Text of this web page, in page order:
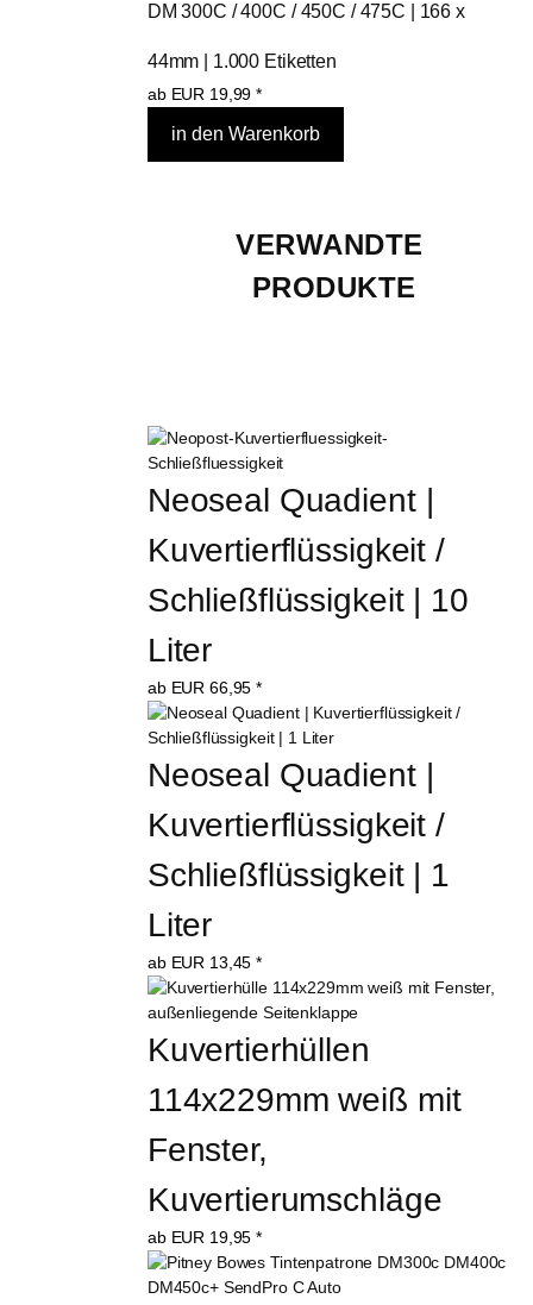
DM 300C / 400C / 450C / 475C | 166 x
44mm | 1.000 Etiketten
ab EUR 19,99 *
VERWANDTE
PRODUKTE
Neoseal Quadient |
Kuvertierflüssigkeit /
Schließflüssigkeit | 10
Liter
ab EUR 66,95 *
Neoseal Quadient |
Kuvertierflüssigkeit /
Schließflüssigkeit | 1
Liter
ab EUR 13,45 *
Kuvertierhüllen
114x229mm weiß mit
Fenster,
Kuvertierumschläge
ab EUR 19,95 *